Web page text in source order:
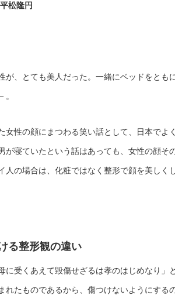
平松隆円
が、とても美人だった。一緒にベッドをとも
。
女性の顔にまつわる笑い話として、日本でよ
が寝ていたという話はあっても、女性の顔そ
人の場合は、化粧ではなく整形で顔を美しく
る整形観の違い
に受くあえて毀傷せざるは孝のはじめなり
れたものであるから、傷つけないようにする